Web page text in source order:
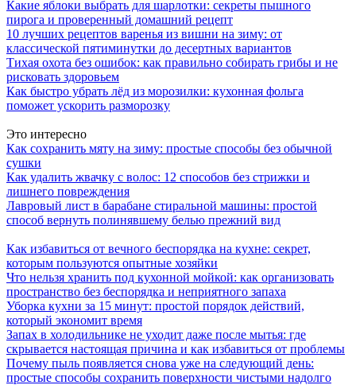
Какие яблоки выбрать для шарлотки: секреты пышного
пирога и проверенный домашний рецепт
10 лучших рецептов варенья из вишни на зиму: от
классической пятиминутки до десертных вариантов
Тихая охота без ошибок: как правильно собирать грибы и не
рисковать здоровьем
Как быстро убрать лёд из морозилки: кухонная фольга
поможет ускорить разморозку
Это интересно
Как сохранить мяту на зиму: простые способы без обычной
сушки
Как удалить жвачку с волос: 12 способов без стрижки и
лишнего повреждения
Лавровый лист в барабане стиральной машины: простой
способ вернуть полинявшему белью прежний вид
Как избавиться от вечного беспорядка на кухне: секрет,
которым пользуются опытные хозяйки
Что нельзя хранить под кухонной мойкой: как организовать
пространство без беспорядка и неприятного запаха
Уборка кухни за 15 минут: простой порядок действий,
который экономит время
Запах в холодильнике не уходит даже после мытья: где
скрывается настоящая причина и как избавиться от проблемы
Почему пыль появляется снова уже на следующий день:
простые способы сохранить поверхности чистыми надолго